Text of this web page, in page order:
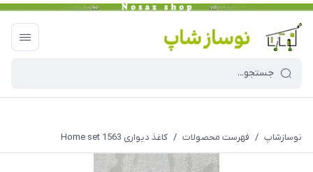
نوسازشاپ / فهرست محصولات / کاغذ دیواری Home set 1563